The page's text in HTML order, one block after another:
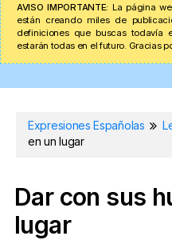
AVISO IMPORTANTE: La página
están creando miles de
definiciones que buscas todavía
estarán todas en el futuro. Gracias
Expresiones Españolas
en un lugar
Dar con sus
lugar